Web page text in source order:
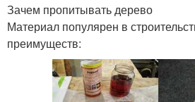
Зачем пропитывать дерево
Материал популярен в
преимуществ: